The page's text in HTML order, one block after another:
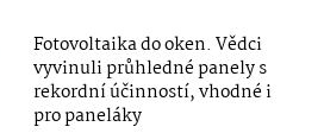
Fotovoltaika do oken. Vědci
vyvinuli průhledné panely s
rekordní účinností, vhodné i
pro paneláky